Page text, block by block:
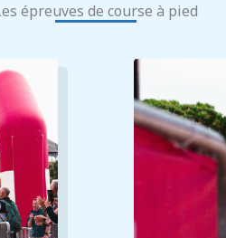
épreuves de course à pied